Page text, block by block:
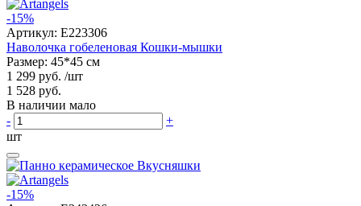
-15%
Артикул: E223306
Наволочка гобеленовая Кошки-мышки
Размер: 45*45 см
1 299 руб. /шт
1 528 руб.
В наличии мало
-
+
шт
-15%